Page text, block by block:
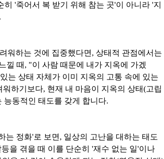
히 '죽어서 복 받기 위해 참는 곳'이 아니라 '지
.
워하는 것에 집중했다면 , 상태적 관점에서는
낄 때 , "이 사람 때문에 내가 지옥에 가겠
는 상태 자체가 이미 지옥의 고통 속에 있는
워하기보다, 현재 내 마음이 지옥의 상태(고립
능동적인 태도를 갖게 합니다.
는 정화'로 보면 , 일상의 고난을 대하는 태도
을 겪을 때 이를 단순히 '재수 없는 일'이나